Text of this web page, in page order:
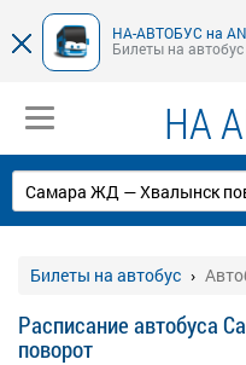
НА-АВТОБУС на
Билеты на
НА
Билеты на автобус
Расписание автобуса
поворот